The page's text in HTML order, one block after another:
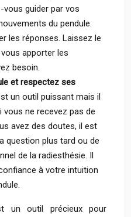
vous guider par vos
du pendule.
les réponses. Laissez le
apporter les
besoin.
et respectez ses
un outil puissant mais il
ne recevez pas de
avez des doutes, il est
question plus tard ou de
de la radiesthésie. Il
à votre intuition
un outil précieux pour